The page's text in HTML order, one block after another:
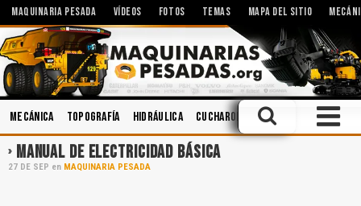
MAQUINARIA PESADA VÍDEOS FOTOS TEMAS MAPA DEL SITIO
Mecánica Topografía Hidráulica Cucharones Mantenimiento
MANUAL DE ELECTRICIDAD BÁSICA
27 DE SEP en MAQUINARIA PESADA